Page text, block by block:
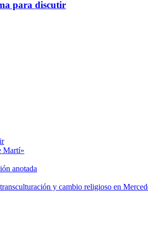
para discutir
Martí»
anotada
y cambio religioso en